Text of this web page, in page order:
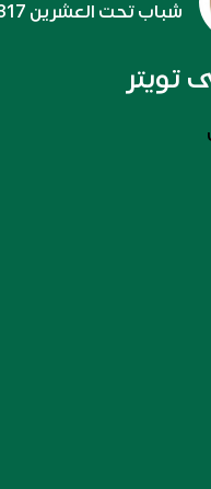
شباب تحت العشرين 1317
تويتر